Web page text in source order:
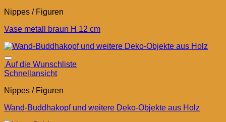
Nippes / Figuren
Vase metall braun H 12 cm
Auf die Wunschliste
Schnellansicht
Nippes / Figuren
Wand-Buddhakopf und weitere Deko-Objekte aus Holz